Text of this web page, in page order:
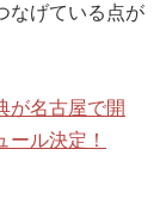
なげている点が
が名古屋で開
ル決定！